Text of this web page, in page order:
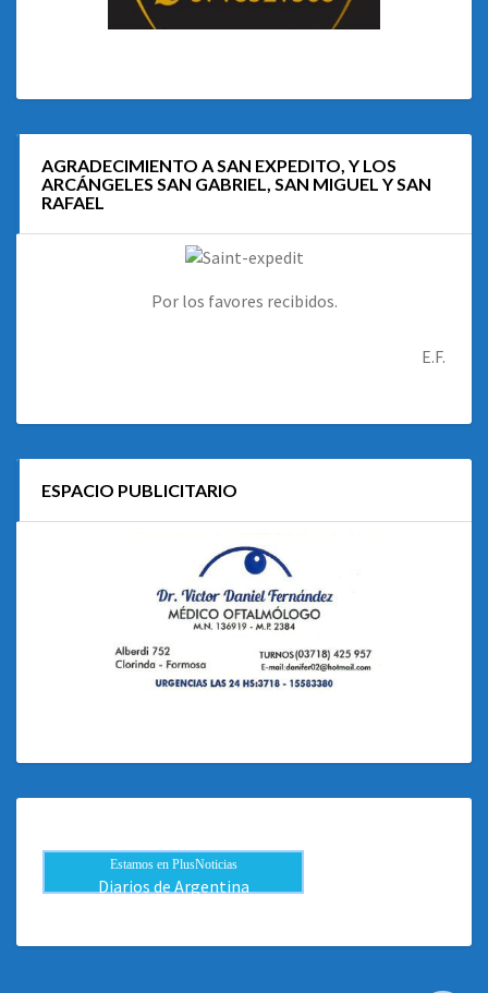
AGRADECIMIENTO A SAN EXPEDITO, Y LOS
ARCÁNGELES SAN GABRIEL, SAN MIGUEL Y SAN
RAFAEL
Por los favores recibidos.
E.F.
ESPACIO PUBLICITARIO
Estamos en PlusNoticias
Diarios de Argentina